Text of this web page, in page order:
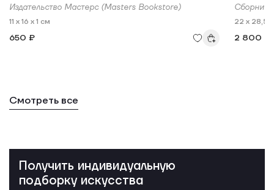
Издательство Мастерс (Masters Bookstore)
11 x 16 x 1 см
650 ₽
Сборник
22 x 28,5
2 800 ₽
Смотреть все
Получить индивидуальную
подборку искусства